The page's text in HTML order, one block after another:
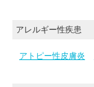
アレルギー性疾患
アトピー性皮膚炎